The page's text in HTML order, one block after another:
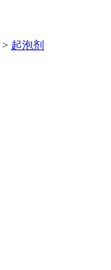
> 起泡剂